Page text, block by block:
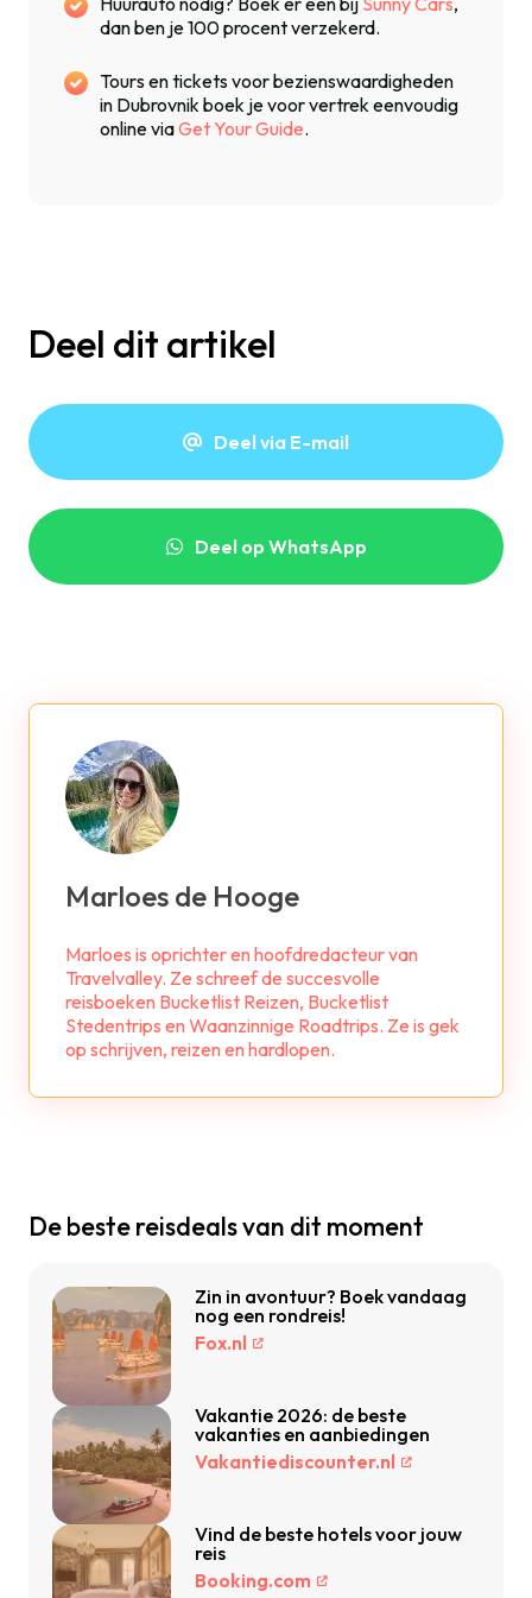
dan ben je 100 procent verzekerd.
Tours en tickets voor bezienswaardigheden
in Dubrovnik boek je voor vertrek eenvoudig
online viaGet Your Guide.
Deel dit artikel
Deel via E-mail
Deel op WhatsApp
Marloes de Hooge
Marloes is oprichter en hoofdredacteur van
Travelvalley. Ze schreef de succesvolle
reisboeken Bucketlist Reizen, Bucketlist
Stedentrips en Waanzinnige Roadtrips. Ze is gek
op schrijven, reizen en hardlopen.
De beste reisdeals van dit moment
Zin in avontuur? Boek vandaag
nog een rondreis!
Fox.nl
Vakantie 2026: de beste
vakanties en aanbiedingen
Vakantiediscounter.nl
Vind de beste hotels voor jouw
reis
Booking.com